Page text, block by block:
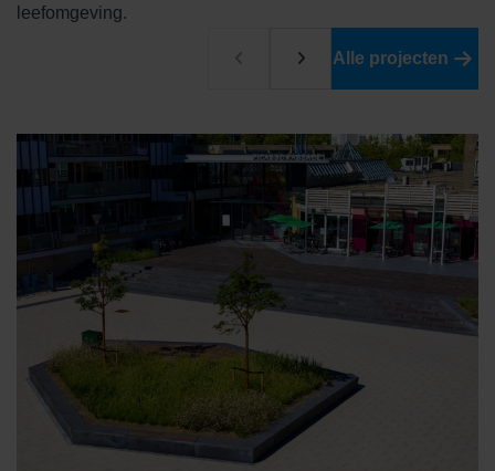
leefomgeving.
Alle projecten